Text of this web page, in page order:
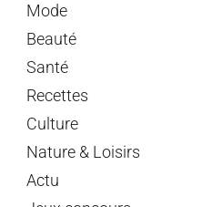
Mode
Beauté
Santé
Recettes
Culture
Nature & Loisirs
Actu